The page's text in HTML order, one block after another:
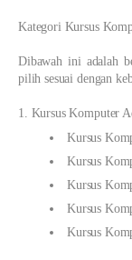
Kategori Kursus
Dibawah ini adalah
pilih sesuai dengan
1. Kursus Komputer
Kursus
Kursus
Kursus
Kursus
Kursus